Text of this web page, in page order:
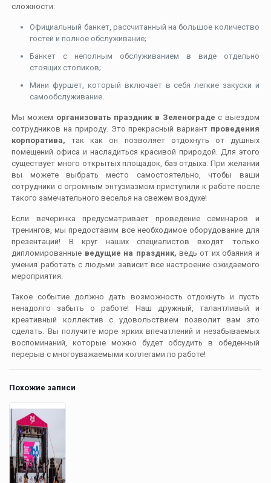
сложности:
Официальный банкет, рассчитанный на большое количество
гостей и полное обслуживание;
Банкет с неполным обслуживанием в виде отдельно
стоящих столиков;
Мини фуршет, который включает в себя легкие закуски и
самообслуживание.
Мы можем организовать праздник в Зеленограде с выездом
сотрудников на природу. Это прекрасный вариант проведения
корпоратива, так как он позволяет отдохнуть от душных
помещений офиса и насладиться красивой природой. Для этого
существует много открытых площадок, баз отдыха. При желании
вы можете выбрать место самостоятельно, чтобы ваши
сотрудники с огромным энтузиазмом приступили к работе после
такого замечательного веселья на свежем воздухе!
Если вечеринка предусматривает проведение семинаров и
тренингов, мы предоставим все необходимое оборудование для
презентаций! В круг наших специалистов входят только
дипломированные ведущие на праздник, ведь от их обаяния и
умения работать с людьми зависит все настроение ожидаемого
мероприятия.
Такое событие должно дать возможность отдохнуть и пусть
ненадолго забыть о работе! Наш дружный, талантливый и
креативный коллектив с удовольствием позволит вам это
сделать. Вы получите море ярких впечатлений и незабываемых
воспоминаний, которые можно будет обсудить в обеденный
перерыв с многоуважаемыми коллегами по работе!
Похожие записи